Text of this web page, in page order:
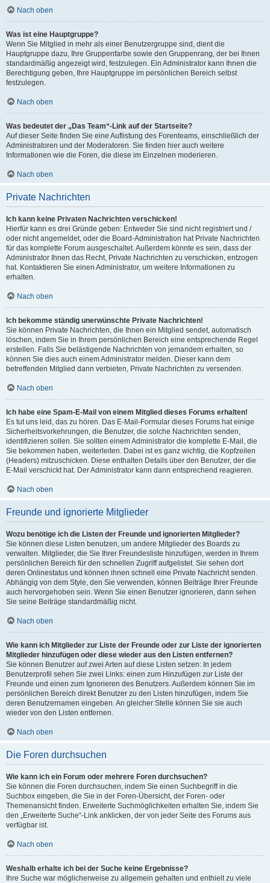
Nach oben
Was ist eine Hauptgruppe?
Wenn Sie Mitglied in mehr als einer Benutzergruppe sind, dient die
Hauptgruppe dazu, Ihre Gruppenfarbe sowie den Gruppenrang, der bei Ihnen
standardmäßig angezeigt wird, festzulegen. Ein Administrator kann Ihnen die
Berechtigung geben, Ihre Hauptgruppe im persönlichen Bereich selbst
festzulegen.
Nach oben
Was bedeutet der „Das Team“-Link auf der Startseite?
Auf dieser Seite finden Sie eine Auflistung des Forenteams, einschließlich der
Administratoren und der Moderatoren. Sie finden hier auch weitere
Informationen wie die Foren, die diese im Einzelnen moderieren.
Nach oben
Private Nachrichten
Ich kann keine Privaten Nachrichten verschicken!
Hierfür kann es drei Gründe geben: Entweder Sie sind nicht registriert und /
oder nicht angemeldet, oder die Board-Administration hat Private Nachrichten
für das komplette Forum ausgeschaltet. Außerdem könnte es sein, dass der
Administrator Ihnen das Recht, Private Nachrichten zu verschicken, entzogen
hat. Kontaktieren Sie einen Administrator, um weitere Informationen zu
erhalten.
Nach oben
Ich bekomme ständig unerwünschte Private Nachrichten!
Sie können Private Nachrichten, die Ihnen ein Mitglied sendet, automatisch
löschen, indem Sie in Ihrem persönlichen Bereich eine entsprechende Regel
erstellen. Falls Sie belästigende Nachrichten von jemandem erhalten, so
können Sie dies auch einem Administrator melden. Dieser kann dem
betreffenden Mitglied dann verbieten, Private Nachrichten zu versenden.
Nach oben
Ich habe eine Spam-E-Mail von einem Mitglied dieses Forums erhalten!
Es tut uns leid, das zu hören. Das E-Mail-Formular dieses Forums hat einige
Sicherheitsvorkehrungen, die Benutzer, die solche Nachrichten senden,
identifizieren sollen. Sie sollten einem Administrator die komplette E-Mail, die
Sie bekommen haben, weiterleiten. Dabei ist es ganz wichtig, die Kopfzeilen
(Headers) mitzuschicken. Diese enthalten Details über den Benutzer, der die
E-Mail verschickt hat. Der Administrator kann dann entsprechend reagieren.
Nach oben
Freunde und ignorierte Mitglieder
Wozu benötige ich die Listen der Freunde und ignorierten Mitglieder?
Sie können diese Listen benutzen, um andere Mitglieder des Boards zu
verwalten. Mitglieder, die Sie Ihrer Freundesliste hinzufügen, werden in Ihrem
persönlichen Bereich für den schnellen Zugriff aufgelistet. Sie sehen dort
deren Onlinestatus und können ihnen schnell eine Private Nachricht senden.
Abhängig von dem Style, den Sie verwenden, können Beiträge Ihrer Freunde
auch hervorgehoben sein. Wenn Sie einen Benutzer ignorieren, dann sehen
Sie seine Beiträge standardmäßig nicht.
Nach oben
Wie kann ich Mitglieder zur Liste der Freunde oder zur Liste der ignorierten
Mitglieder hinzufügen oder diese wieder aus den Listen entfernen?
Sie können Benutzer auf zwei Arten auf diese Listen setzen: In jedem
Benutzerprofil sehen Sie zwei Links: einen zum Hinzufügen zur Liste der
Freunde und einen zum Ignorieren des Benutzers. Außerdem können Sie im
persönlichen Bereich direkt Benutzer zu den Listen hinzufügen, indem Sie
deren Benutzernamen eingeben. An gleicher Stelle können Sie sie auch
wieder von den Listen entfernen.
Nach oben
Die Foren durchsuchen
Wie kann ich ein Forum oder mehrere Foren durchsuchen?
Sie können die Foren durchsuchen, indem Sie einen Suchbegriff in die
Suchbox eingeben, die Sie in der Foren-Übersicht, der Foren- oder
Themenansicht finden. Erweiterte Suchmöglichkeiten erhalten Sie, indem Sie
den „Erweiterte Suche“-Link anklicken, der von jeder Seite des Forums aus
verfügbar ist.
Nach oben
Weshalb erhalte ich bei der Suche keine Ergebnisse?
Ihre Suche war möglicherweise zu allgemein gehalten und enthielt zu viele